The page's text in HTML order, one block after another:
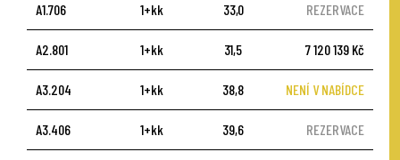
A1.706 1+kk 33,0 REZERVACE
A2.801 1+kk 31,5 7 120 139 Kč
A3.204 1+kk 38,8 NENÍ V NABÍDCE
A3.406 1+kk 39,6 REZERVACE